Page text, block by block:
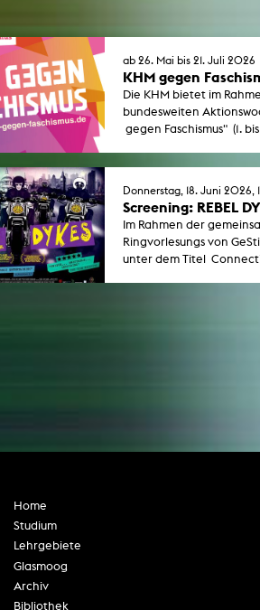
ab 26. Mai bis 21. Juli 2026
KHM gegen
Die KHM bietet im
bundesweiten
gegen Faschismus" (1. bis
Donnerstag, 18. Juni 2026,
Screening: REBEL
Im Rahmen der
Ringvorlesungs von
unter dem Titel
Home
Studium
Lehrgebiete
Glasmoog
Archiv
Bibliothek